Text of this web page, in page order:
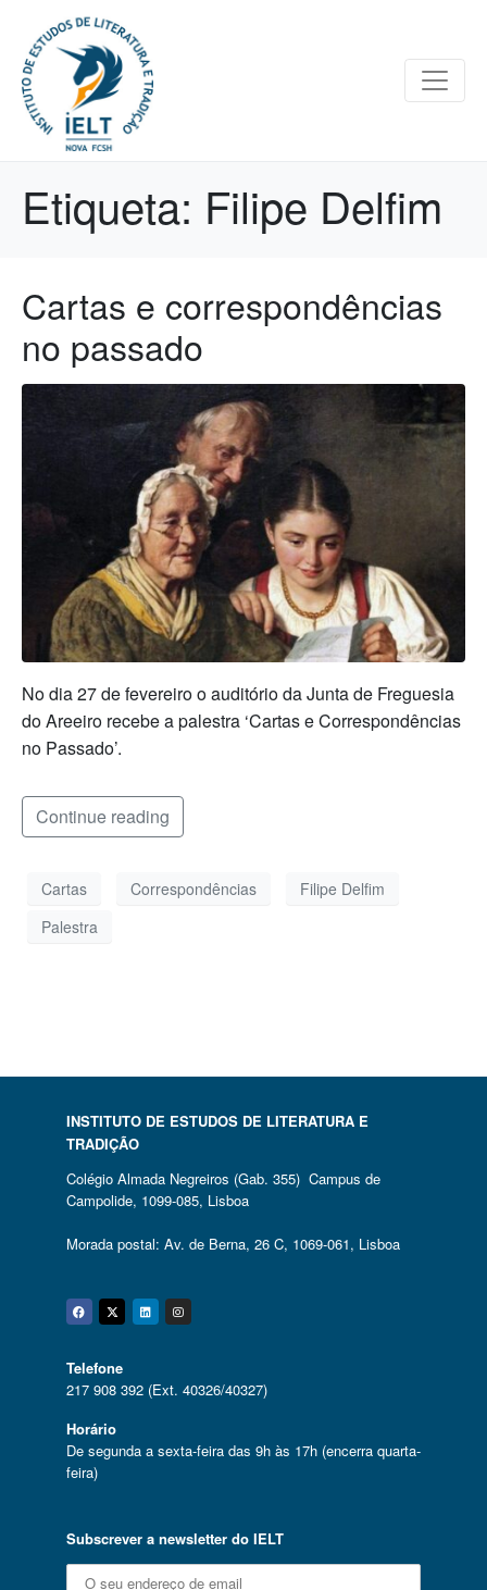
Etiqueta: Filipe Delfim
Cartas e correspondências
no passado
No dia 27 de fevereiro o auditório da Junta de Freguesia
do Areeiro recebe a palestra ‘Cartas e Correspondências
no Passado’.
Continue reading
Cartas Correspondências
Filipe Delfim
Palestra
INSTITUTO DE ESTUDOS DE LITERATURA E
TRADIÇÃO
Colégio Almada Negreiros (Gab. 355) Campus de
Campolide, 1099-085, Lisboa
Morada postal: Av. de Berna, 26 C, 1069-061, Lisboa
Facebook
Twitter
Linkedin
Instagram
Telefone
217 908 392 (Ext. 40326/40327)
Horário
De segunda a sexta-feira das 9h às 17h (encerra quarta-
feira)
Subscrever a newsletter do IELT